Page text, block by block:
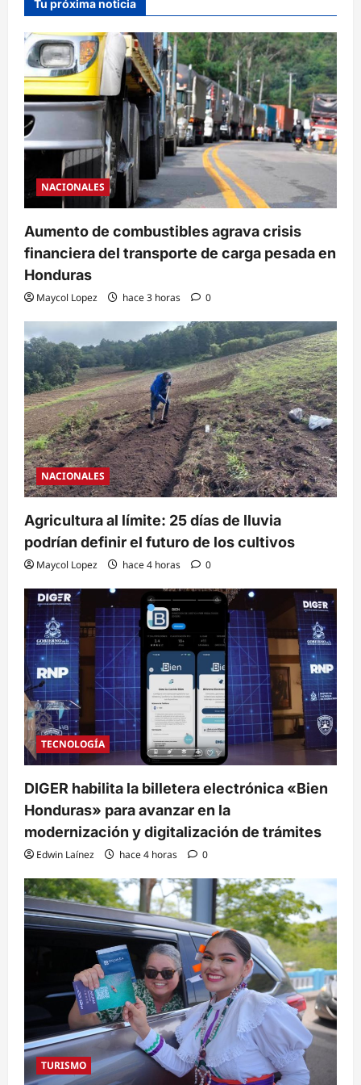
Tu próxima noticia
NACIONALES
Aumento de combustibles agrava crisis
financiera del transporte de carga pesada en
Honduras
Maycol Lopez hace 3 horas 0
NACIONALES
Agricultura al límite: 25 días de lluvia
podrían definir el futuro de los cultivos
Maycol Lopez hace 4 horas 0
TECNOLOGÍA
DIGER habilita la billetera electrónica «Bien
Honduras» para avanzar en la
modernización y digitalización de trámites
Edwin Laínez hace 4 horas 0
TURISMO